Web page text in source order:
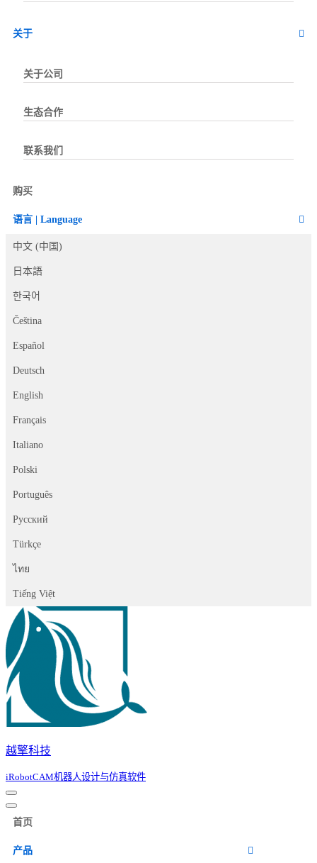
关于
关于公司
生态合作
联系我们
购买
语言 | Language
中文 (中国)
日本語
한국어
Čeština
Español
Deutsch
English
Français
Italiano
Polski
Português
Русский
Türkçe
ไทย
Tiếng Việt
越擎科技
iRobotCAM机器人设计与仿真软件
菜
航
单
首页
产品